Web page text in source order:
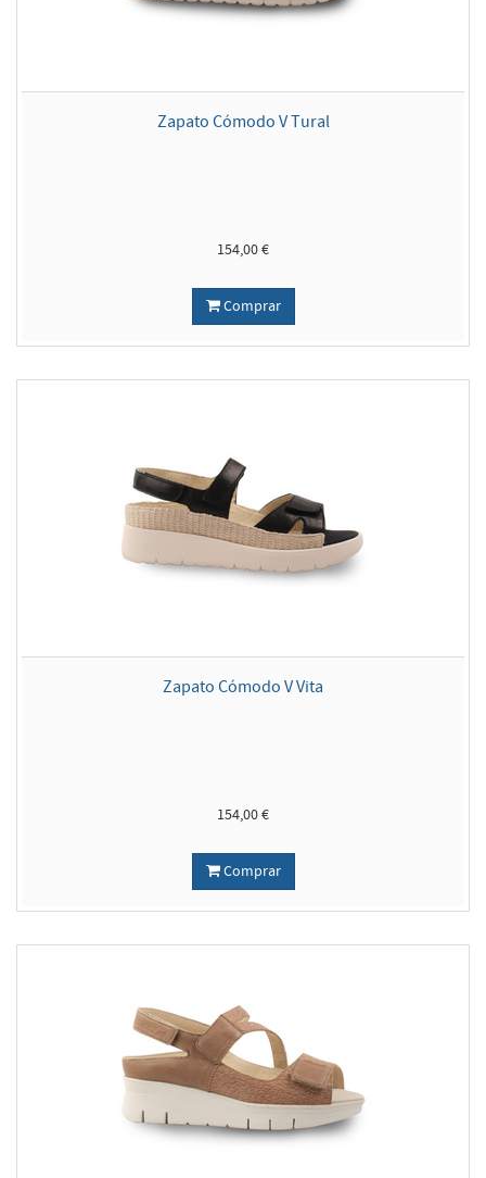
Zapato Cómodo V Tural
154,00 €
Comprar
Zapato Cómodo V Vita
154,00 €
Comprar